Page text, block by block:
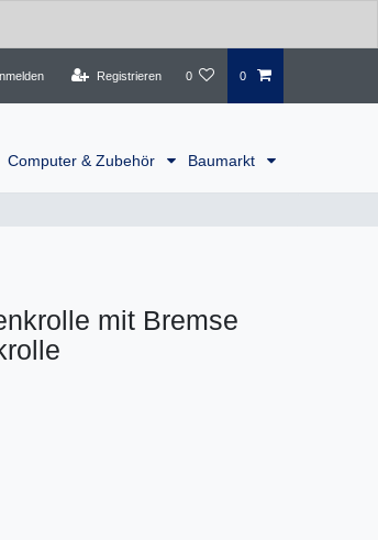
Registrieren 0 0
Computer & Zubehör Baumarkt
mit Bremse